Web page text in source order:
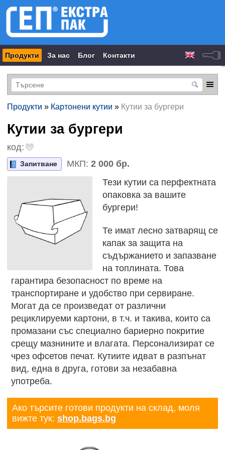
Продукти За нас Блог Контакти
Продукти » Картонени кутии » Кутии за бургери
Кутии за бургери
код:
Запитване МКП: 2 000 бр.
Тези кутии са перфектната
опаковка за вашите
бургери!
Те имат лесно затварящ се
капак за защита на
съдържанието и запазване
на топлината. Това
гарантира безопасност по време на
транспортиране и удобство при сервиране.
Могат да се произведат от различни
рециклируеми картони, в т.ч. и такива, които са
промазани със специално бариерно покритие
срещу мазнините и влагата. Персонализират се
чрез офсетов печат. Кутиите идват в разпънат
вид, една в друга, готови за незабавна
употреба.
Ако търсите готови продукти на склад, моля
вижте тук: shop.bags.bg